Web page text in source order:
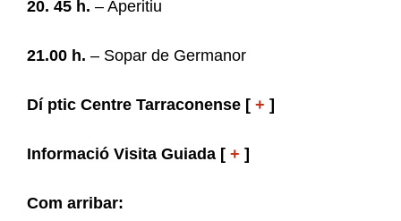
20. 45 h. – Aperitiu
21.00 h. – Sopar de Germanor
Dí ptic Centre Tarraconense [ + ]
Informació Visita Guiada [ + ]
Com arribar: